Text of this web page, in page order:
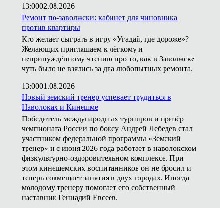
13:0002.08.2026
Ремонт по-заволжски: кабинет для чиновника
против квартиры
Кто желает сыграть в игру «Угадай, где дороже»?
Желающих приглашаем к лёгкому и
непринуждённому чтению про то, как в Заволжске
чуть было не взялись за два любопытных ремонта.
13:0001.08.2026
Новый земский тренер успевает трудиться в
Наволоках и Кинешме
Победитель международных турниров и призёр
чемпионата России по боксу Андрей Лебедев стал
участником федеральной программы «Земский
тренер» и с июня 2026 года работает в наволокском
физкультурно-оздоровительном комплексе. При
этом кинешемских воспитанников он не бросил и
теперь совмещает занятия в двух городах. Иногда
молодому тренеру помогает его собственный
наставник Геннадий Евсеев.